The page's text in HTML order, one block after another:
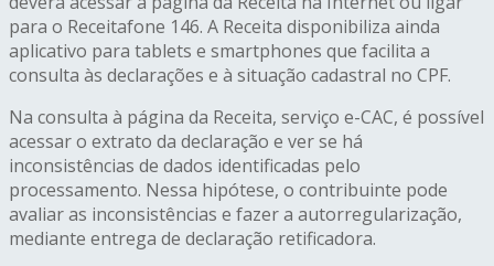
para o Receitafone 146. A Receita disponibiliza ainda
aplicativo para tablets e smartphones que facilita a
consulta às declarações e à situação cadastral no CPF.
Na consulta à página da Receita, serviço e-CAC, é possível
acessar o extrato da declaração e ver se há
inconsistências de dados identificadas pelo
processamento. Nessa hipótese, o contribuinte pode
avaliar as inconsistências e fazer a autorregularização,
mediante entrega de declaração retificadora.